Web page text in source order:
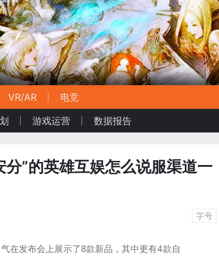
VR/AR
电竞
游戏运营 数据报告
”的英雄互娱怎么说服渠道一
字号
在发布会上展示了8款新品，其中更有4款自